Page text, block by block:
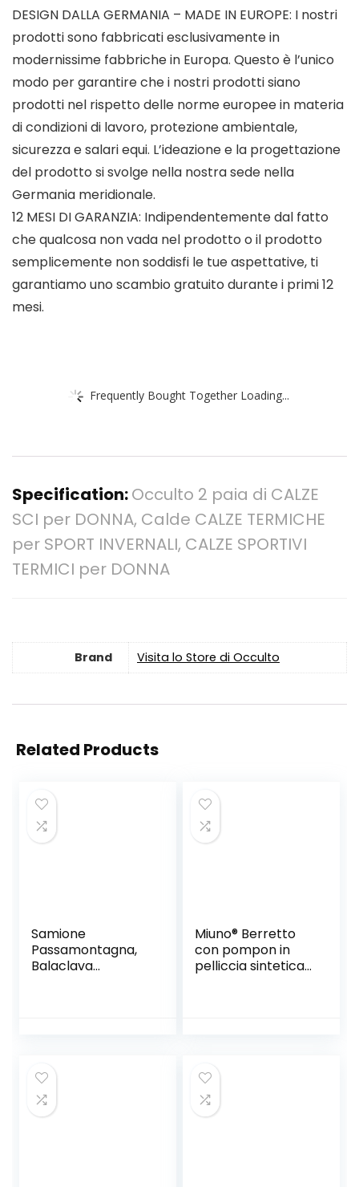
DESIGN DALLA GERMANIA – MADE IN EUROPE: I nostri
prodotti sono fabbricati esclusivamente in
modernissime fabbriche in Europa. Questo è l’unico
modo per garantire che i nostri prodotti siano
prodotti nel rispetto delle norme europee in materia
di condizioni di lavoro, protezione ambientale,
sicurezza e salari equi. L’ideazione e la progettazione
del prodotto si svolge nella nostra sede nella
Germania meridionale.
12 MESI DI GARANZIA: Indipendentemente dal fatto
che qualcosa non vada nel prodotto o il prodotto
semplicemente non soddisfi le tue aspettative, ti
garantiamo uno scambio gratuito durante i primi 12
mesi.
Frequently Bought Together Loading...
Specification:Occulto 2 paia di CALZE
SCI per DONNA, Calde CALZE TERMICHE
per SPORT INVERNALI, CALZE SPORTIVI
TERMICI per DONNA
Brand Visita lo Store di Occulto
Related Products
Samione
Passamontagna,
Balaclava
Trekking Alpinismo
e Altri Sport
Esterni Maschera
Miuno® Berretto
con pompon in
pelliccia sintetica